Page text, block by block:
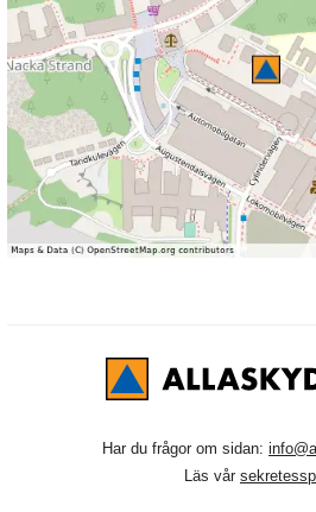
Har du frågor om sidan:
Läs vår